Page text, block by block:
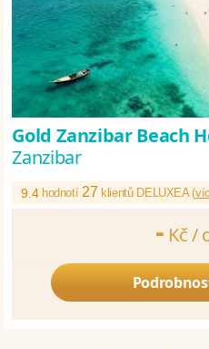
Gold Zanzibar Beach
Zanzibar
9.4 hodnotí27 klientů DELUXEA (
- Kč /